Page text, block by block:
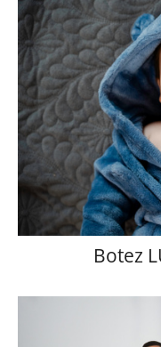
Botez